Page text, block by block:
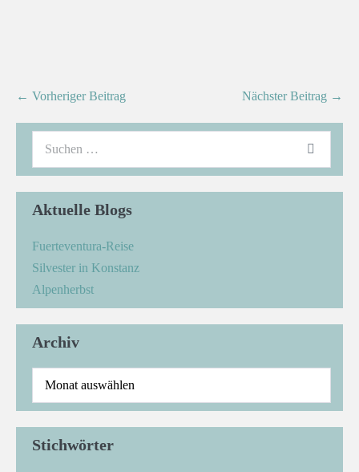
← Vorheriger Beitrag Nächster Beitrag →
Aktuelle Blogs
Fuerteventura-Reise
Silvester in Konstanz
Alpenherbst
Archiv
Stichwörter